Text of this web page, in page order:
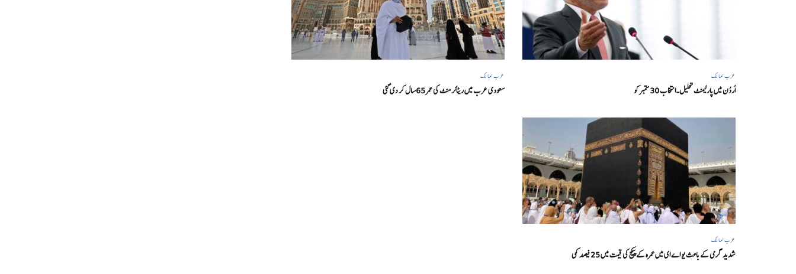
عرب ممالک
اُردُن میں پارلیمنٹ تحلیل۔انتخاب 30 ستمبرکو
عرب ممالک
سعودی عرب میں ریٹائرمنٹ کی عمر 65سال کر دی گئی
عرب ممالک
شدید گرمی کے باعث یو اے ای میں عمرہ کے پیکج کی قیمت میں 25 فیصد کمی